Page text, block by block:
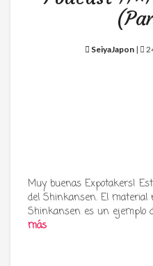
SeiyaJapon|
Muy buenas Expotakers!
del Shinkansen. El material
Shinkansen es un ejemplo
más